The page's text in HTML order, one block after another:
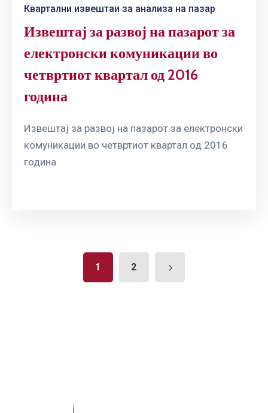
Квартални извештаи за анализа на пазар
Извештај за развој на пазарот за
електронски комуникации во
четвртиот квартал од 2016
година
Извештај за развој на пазарот за електронски
комуникации во четвртиот квартал од 2016
година
1 2